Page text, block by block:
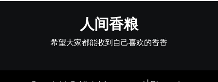
人间香粮
希望大家都能收到自己喜欢的香香